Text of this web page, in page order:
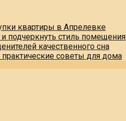
квартиры в Апрелевке
подчеркнуть стиль помещения
качественного сна
советы для дома